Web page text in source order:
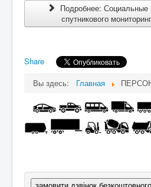
Подробнее: Социальные
спутникового
Share
Вы здесь: Главная